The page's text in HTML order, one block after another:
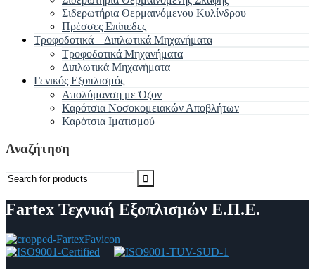
Σιδερωτήρια Θερμαινόμενου Κυλίνδρου
Πρέσσες Επίπεδες
Τροφοδοτικά – Διπλωτικά Μηχανήματα
Τροφοδοτικά Μηχανήματα
Διπλωτικά Μηχανήματα
Γενικός Εξοπλισμός
Απολύμανση με Όζον
Καρότσια Νοσοκομειακών Αποβλήτων
Καρότσια Ιματισμού
Αναζήτηση
Search
Fartex Τεχνική Εξοπλισμών Ε.Π.Ε.